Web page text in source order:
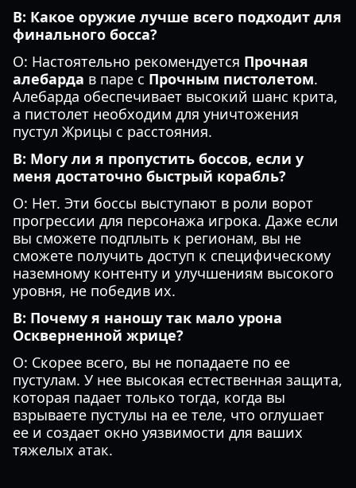
В: Какое оружие лучше всего подходит для
финального босса?
О: Настоятельно рекомендуется Прочная
алебарда в паре с Прочным пистолетом.
Алебарда обеспечивает высокий шанс крита,
а пистолет необходим для уничтожения
пустул Жрицы с расстояния.
В: Могу ли я пропустить боссов, если у
меня достаточно быстрый корабль?
О: Нет. Эти боссы выступают в роли ворот
прогрессии для персонажа игрока. Даже если
вы сможете подплыть к регионам, вы не
сможете получить доступ к специфическому
наземному контенту и улучшениям высокого
уровня, не победив их.
В: Почему я наношу так мало урона
Оскверненной жрице?
О: Скорее всего, вы не попадаете по ее
пустулам. У нее высокая естественная защита,
которая падает только тогда, когда вы
взрываете пустулы на ее теле, что оглушает
ее и создает окно уязвимости для ваших
тяжелых атак.